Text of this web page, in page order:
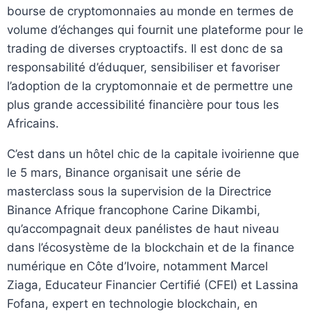
bourse de cryptomonnaies au monde en termes de
volume d’échanges qui fournit une plateforme pour le
trading de diverses cryptoactifs. Il est donc de sa
responsabilité d’éduquer, sensibiliser et favoriser
l’adoption de la cryptomonnaie et de permettre une
plus grande accessibilité financière pour tous les
Africains.
C’est dans un hôtel chic de la capitale ivoirienne que
le 5 mars, Binance organisait une série de
masterclass sous la supervision de la Directrice
Binance Afrique francophone Carine Dikambi,
qu’accompagnait deux panélistes de haut niveau
dans l’écosystème de la blockchain et de la finance
numérique en Côte d’Ivoire, notamment Marcel
Ziaga, Educateur Financier Certifié (CFEI) et Lassina
Fofana, expert en technologie blockchain, en